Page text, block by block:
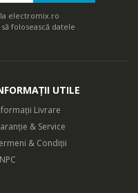
electromix.ro
folosească datele
UTILE
Livrare
& Service
& Condiții